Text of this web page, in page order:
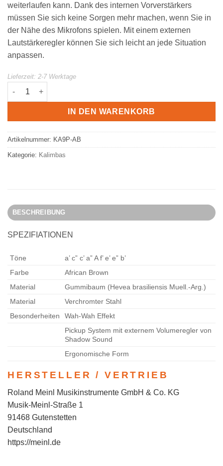
weiterlaufen kann. Dank des internen Vorverstärkers
müssen Sie sich keine Sorgen mehr machen, wenn Sie in
der Nähe des Mikrofons spielen. Mit einem externen
Lautstärkeregler können Sie sich leicht an jede Situation
anpassen.
Lieferzeit: 2-7 Werktage
Meinl Percussion Kalimba mit Pickup | KA9P-AB Menge
IN DEN WARENKORB
Artikelnummer: KA9P-AB
Kategorie: Kalimbas
BESCHREIBUNG
SPEZIFIATIONEN
Töne
a’ c” c’ a” A f’ e’ e” b’
Farbe
African Brown
Material
Gummibaum (Hevea brasiliensis Muell.-Arg.)
Material
Verchromter Stahl
Besonderheiten
Wah-Wah Effekt
Pickup System mit externem Volumeregler von
Shadow Sound
Ergonomische Form
HERSTELLER / VERTRIEB
Roland Meinl Musikinstrumente GmbH & Co. KG
Musik-Meinl-Straße 1
91468 Gutenstetten
Deutschland
https://meinl.de